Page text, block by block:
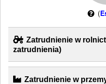
(
Zatrudnienie w
zatrudnienia)
Zatrudnienie w